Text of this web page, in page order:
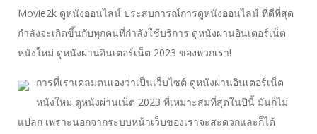
Movie2k ดูหนังออนไลน์ ประสบการณ์การดูหนังออนไลน์ ที่ดีที่สุด
กำลังจะเกิดขึ้นกับทุกคนที่กำลังใช้บริการ ดูหนังผ่านอินเตอร์เน็ต
หนังใหม่ ดูหนังผ่านอินเตอร์เน็ต 2023 ของพวกเรา!
การที่เราเคลมตนเองว่าเป็นเว็บไซต์ ดูหนังผ่านอินเตอร์เน็ต
หนังใหม่ ดูหนังผ่านเน็ต 2023 ที่เหมาะสมที่สุดในปีนี้ มันก็ไม่
แปลก เพราะนอกจากระบบหน้าเว็บของเราจะสะดวกและก็ได้